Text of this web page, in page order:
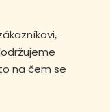
na čem se